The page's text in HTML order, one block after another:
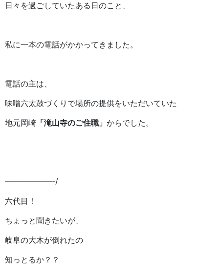
日々を過ごしていたある日のこと、
私に一本の電話がかかってきました。
電話の主は、
味噌六太鼓づくりで場所の提供をいただいていた
地元岡崎 「滝山寺のご住職」 からでした。
——————-/
六代目！
ちょっと聞きたいが、
岐阜の大木が倒れたの
知っとるか？？